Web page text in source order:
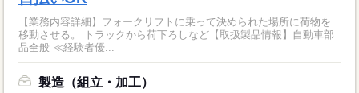
【業務内容詳細】フォークリフトに乗って決められた場所に荷物を
移動させる。 トラックから荷下ろしなど【取扱製品情報】自動車部
品全般 ≪経験者優...
製造（組立・加工）